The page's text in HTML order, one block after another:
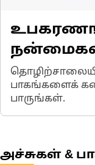
பாகங்களைக்
பாருங்கள்.
அச்சுகள் &